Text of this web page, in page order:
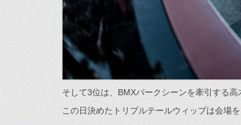
そして3位は、BMXパークシーンを牽引する高
この日決めたトリプルテールウィップは会場